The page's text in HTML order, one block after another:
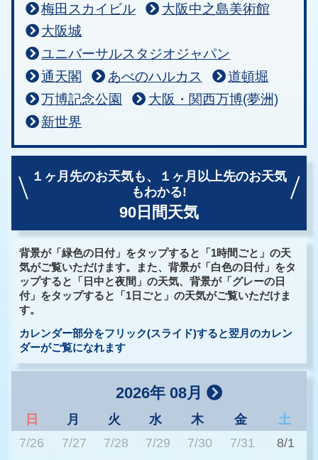
梅田スカイビル
大阪中之島美術館
大阪城
ユニバーサルスタジオジャパン
通天閣
あべのハルカス
道頓堀
万博記念公園
大阪・関西万博(夢洲)
新世界
１ヶ月先のお天気も、
１ヶ月以上先のお天気
もわかる!
90日間天気
背景が「緑色の日付」をタップすると「1時間ごと」の天
気がご覧いただけます。また、背景が「白色の日付」をタ
ップすると「日中と夜間」の天気、背景が「グレーの日
付」をタップすると「1日ごと」の天気がご覧いただけま
す。
カレンダー部分をフリック(スライド)すると翌月のカレン
ダーがご覧になれます
2026年 08月
日 月 火 水 木 金
土
7/26
7/27 7/28 7/29 7/30 7/31 8/1